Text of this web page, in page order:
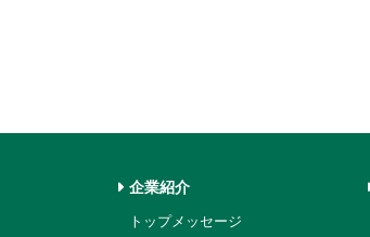
企業紹介
トップメッセージ